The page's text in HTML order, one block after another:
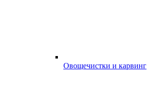
Овощечистки и карвинг